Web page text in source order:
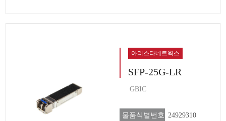
아리스타네트웍스
SFP-25G-LR
GBIC
물품식별번호 24929310